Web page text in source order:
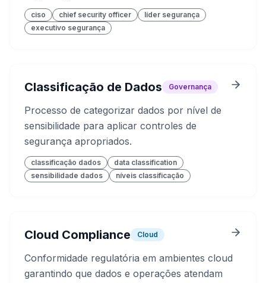
ciso chief security officer
líder segurança
executivo segurança
Classificação de Dados Governança
Processo de categorizar dados por nível de
sensibilidade para aplicar controles de
segurança apropriados.
classificação dados
data classification
sensibilidade dados
níveis classificação
Cloud Compliance Cloud
Conformidade regulatória em ambientes cloud
garantindo que dados e operações atendam